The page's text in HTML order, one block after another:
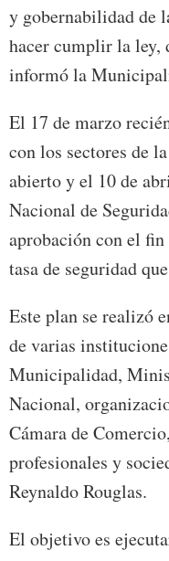
y gobernabilidad de
hacer cumplir la ley,
informó la
El 17 de marzo
con los sectores de
abierto y el 10 de
Nacional de
aprobación con el fin
tasa de seguridad
Este plan se realizó
de varias
Municipalidad,
Nacional,
Cámara de
profesionales y
Reynaldo Rouglas.
El objetivo es